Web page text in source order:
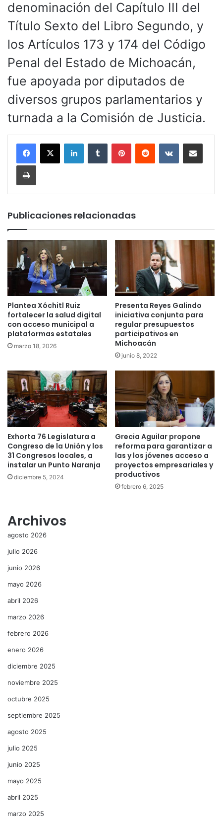
denominación del Capítulo III del
Título Sexto del Libro Segundo, y
los Artículos 173 y 174 del Código
Penal del Estado de Michoacán,
fue apoyada por diputados de
diversos grupos parlamentarios y
turnada a la Comisión de Justicia.
LinkedInTumblr PinterestReddit VKontakteCompartir por
Imprimir
Publicaciones relacionadas
Plantea Xóchitl Ruiz
fortalecer la salud digital
con acceso municipal a
plataformas estatales
marzo 18, 2026
Presenta Reyes Galindo
iniciativa conjunta para
regular presupuestos
participativos en
Michoacán
junio 8, 2022
Exhorta 76 Legislatura a
Congreso de la Unión y los
31 Congresos locales, a
instalar un Punto Naranja
diciembre 5, 2024
Grecia Aguilar propone
reforma para garantizar a
las y los jóvenes acceso a
proyectos empresariales y
productivos
febrero 6, 2025
Archivos
agosto 2026
julio 2026
junio 2026
mayo 2026
abril 2026
marzo 2026
febrero 2026
enero 2026
diciembre 2025
noviembre 2025
octubre 2025
septiembre 2025
agosto 2025
julio 2025
junio 2025
mayo 2025
abril 2025
marzo 2025